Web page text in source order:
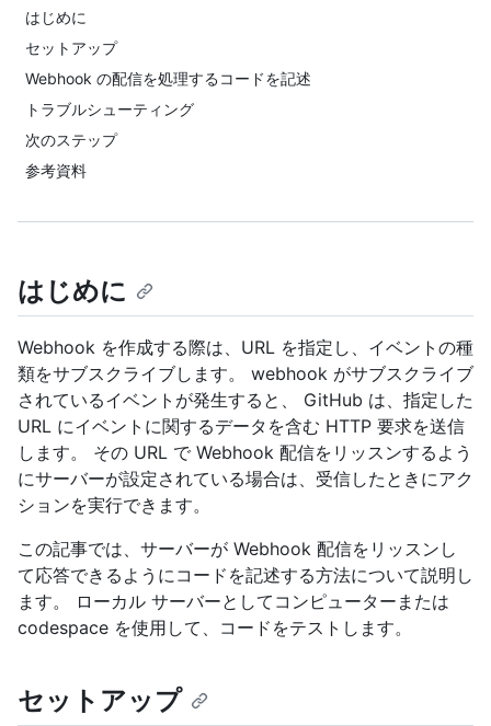
はじめに
セットアップ
Webhook の配信を処理するコードを記述
トラブルシューティング
次のステップ
参考資料
はじめに
Webhook を作成する際は、URL を指定し、イベントの種
類をサブスクライブします。 webhook がサブスクライブ
されているイベントが発生すると、 GitHub は、指定した
URL にイベントに関するデータを含む HTTP 要求を送信
します。 その URL で Webhook 配信をリッスンするよう
にサーバーが設定されている場合は、受信したときにアク
ションを実行できます。
この記事では、サーバーが Webhook 配信をリッスンし
て応答できるようにコードを記述する方法について説明し
ます。 ローカル サーバーとしてコンピューターまたは
codespace を使用して、コードをテストします。
セットアップ